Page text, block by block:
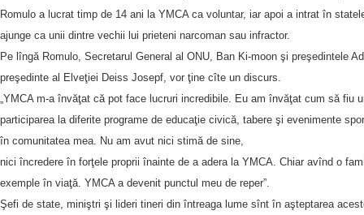
Romulo a lucrat timp de 14 ani la YMCA ca voluntar, iar apoi a intrat în
ajunge ca unii dintre vechii lui prieteni narcoman sau infractor.
Pe lîngă Romulo, Secretarul General al ONU, Ban Ki-moon şi preşedintele
preşedinte al Elveţiei Deiss Josepf, vor ţine cîte un discurs.
„YMCA m-a învăţat că pot face lucruri incredibile. Eu am învăţat cum să fiu
participarea la diferite programe de educaţie civică, tabere şi evenimente
în comunitatea mea. Nu am avut nici stimă de sine,
nici încredere în forţele proprii înainte de a adera la YMCA. Chiar avînd o
exemple în viaţă. YMCA a devenit punctul meu de reper”.
Şefi de state, miniştri şi lideri tineri din întreaga lume sînt în aşteptarea